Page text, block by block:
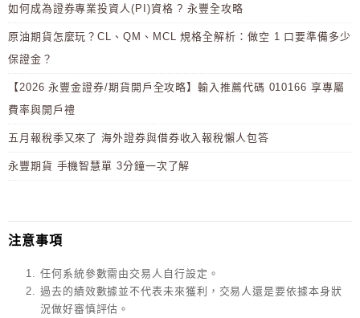
如何成為證券專業投資人(PI)資格 ? 永豐全攻略
原油期貨怎麼玩？CL、QM、MCL 規格全解析：做空 1 口要準備多少
保證金？
【2026 永豐金證券/期貨開戶全攻略】輸入推薦代碼 010166 享專屬
費率與開戶禮
五月報稅季又來了 海外證券與借券收入報稅懶人包答
永豐期貨 手機智慧單 3分鐘一次了解
注意事項
任何系統參數需由交易人自行設定。
過去的績效數據並不代表未來獲利，交易人還是要依據本身狀
況做好審慎評估。